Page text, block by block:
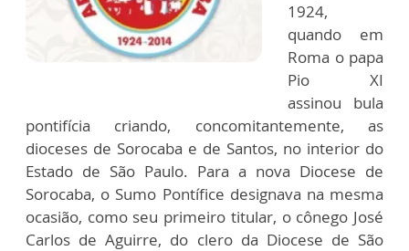
1924,
quando em
Roma o papa
Pio XI
assinou bula
pontifícia criando, concomitantemente, as
dioceses de Sorocaba e de Santos, no interior do
Estado de São Paulo. Para a nova Diocese de
Sorocaba, o Sumo Pontífice designava na mesma
ocasião, como seu primeiro titular, o cônego José
Carlos de Aguirre, do clero da Diocese de São